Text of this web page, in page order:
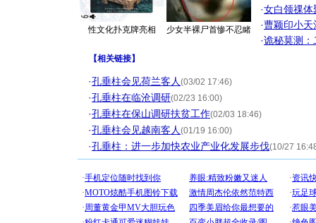
性文化扑克牌亮相 少女半裸尸首惨不忍睹
·女白领祼体
·曹颖印小天
·诡秘莫测：
【相关链接】
·孔垂柱会见荷兰客人 (03/02 17:46)
·孔垂柱在临沧调研(02/23 16:00)
·孔垂柱在保山调研扶贫工作(02/03 18:46)
·孔垂柱会见越南客人 (01/19 16:00)
·孔垂柱：进一步加快农业产业化发展步伐(10/27
[圣诞节]